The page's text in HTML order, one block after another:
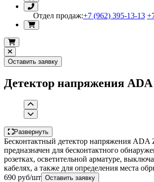
Отдел продаж:+7 (962) 395-13-13
Оставить заявку
Детектор напряжения
Развернуть
Бесконтактный детектор напряжения
предназначен для бесконтактного
розетках, осветительной арматуре,
кабелях, а также для определения места
690 руб/шт Оставить заявку